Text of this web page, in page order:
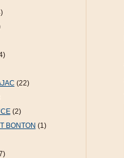
(22)
(2)
BONTON (1)